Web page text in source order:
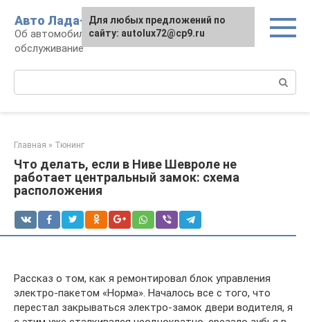
контенту
Авто Лада-люкс
Об автомобилях LADA: эксплуатация и
обслуживание
Главная » Тюнинг
Что делать, если в Ниве Шевроле не
работает центральный замок: схема
расположения
Рассказ о том, как я ремонтировал блок управления
электро-пакетом «Норма». Началось все с того, что
перестал закрываться электро-замок двери водителя, я
Для любых предложений по
сайту: autolux72@cp9.ru